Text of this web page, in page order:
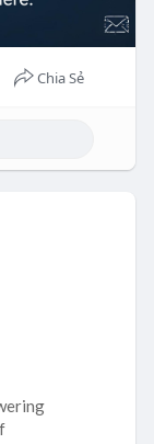
Chia Sẻ